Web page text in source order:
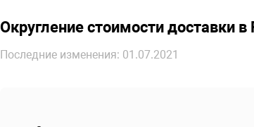
Округление стоимости доставки в
Последние изменения: 01.07.2021